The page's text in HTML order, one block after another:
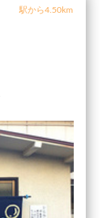
駅から4.50km